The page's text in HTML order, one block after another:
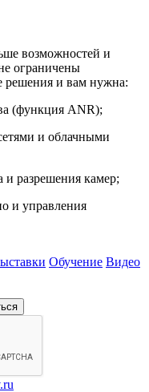
возможностей и
ограничены
решения и вам нужна:
(функция ANR);
и облачными
разрешения камер;
и управления
Обучение Видео